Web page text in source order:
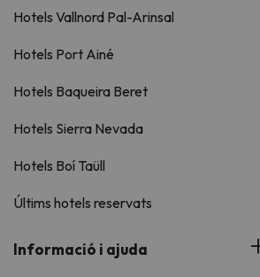
Hotels Vallnord Pal-Arinsal
Hotels Port Ainé
Hotels Baqueira Beret
Hotels Sierra Nevada
Hotels Boí Taüll
Últims hotels reservats
Informació i ajuda